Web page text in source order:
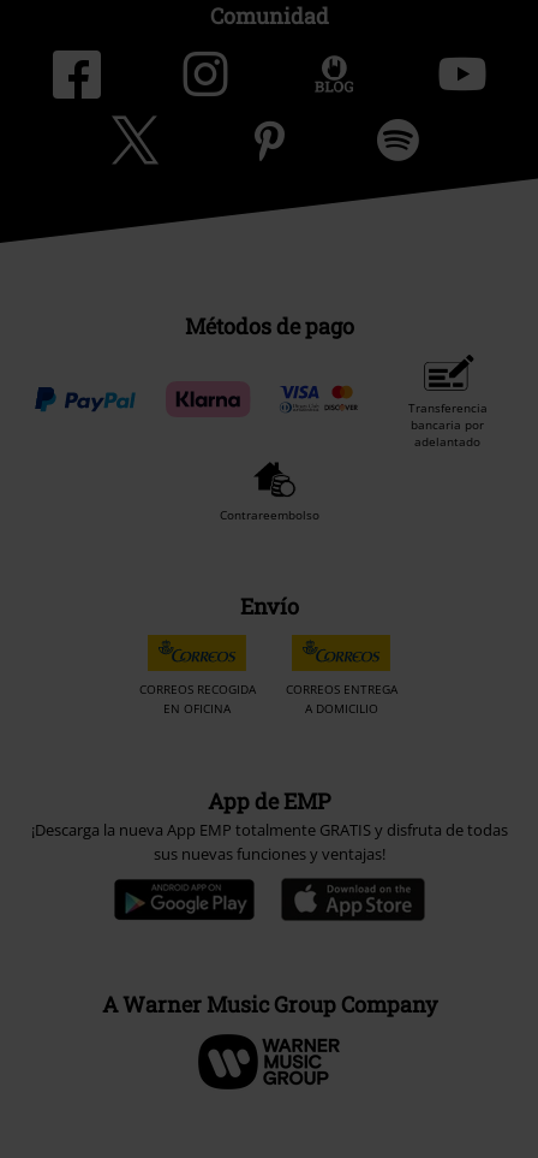
Comunidad
Métodos de pago
Transferencia
bancaria por
adelantado
Contrareembolso
Envío
CORREOS RECOGIDA
EN OFICINA
CORREOS ENTREGA
A DOMICILIO
App de EMP
¡Descarga la nueva App EMP totalmente GRATIS y disfruta de todas
sus nuevas funciones y ventajas!
A Warner Music Group Company